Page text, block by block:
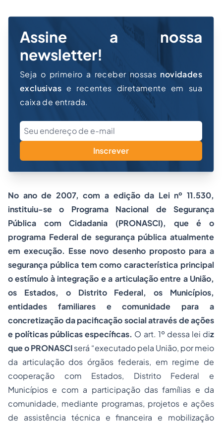
Assine a nossa
newsletter!
Seja o primeiro a receber nossas novidades
exclusivas e recentes diretamente em sua
caixa de entrada.
Inscrever
No ano de 2007, com a edição da Lei nº 11.530,
instituiu-se o Programa Nacional de Segurança
Pública comCidadania (PRONASCI), que é o
programa Federal de segurança pública atualmente
em execução. Esse novo desenho proposto para a
segurança pública tem como característica principal
o estímulo à integração e a articulação entre a União,
os Estados, o Distrito Federal, os Municípios,
entidades familiares e comunidade para a
concretização da pacificação social através de ações
e políticas públicas específicas. O art. 1º dessa lei diz
que o PRONASCIserá “executado pela União, por meio
da articulação dos órgãos federais, em regime de
cooperação com Estados, Distrito Federal e
Municípios e com a participação das famílias e da
comunidade, mediante programas, projetos e ações
de assistência técnica e financeira e mobilização